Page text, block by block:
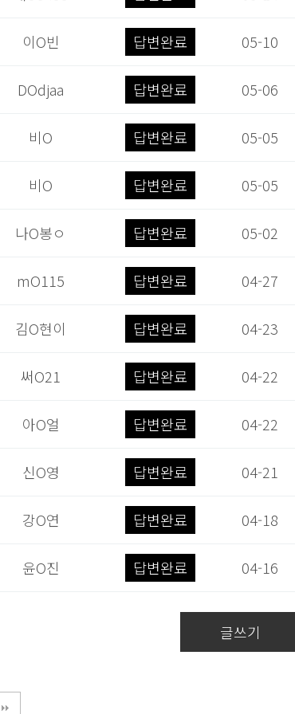
이O빈 답변완료 05-10
DOdjaa 답변완료 05-06
비O 답변완료 05-05
비O 답변완료 05-05
나O봉ㅇ 답변완료 05-02
mO115 답변완료 04-27
김O현이 답변완료 04-23
써O21 답변완료 04-22
아O얼 답변완료 04-22
신O영 답변완료 04-21
강O연 답변완료 04-18
윤O진 답변완료 04-16
글쓰기